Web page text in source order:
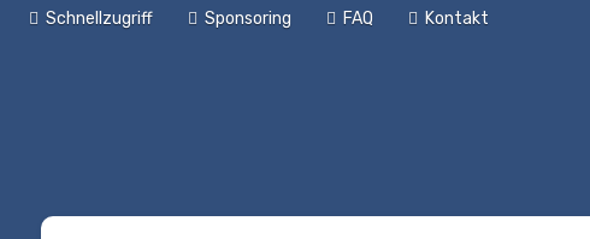
Schnellzugriff Sponsoring FAQ Kontakt